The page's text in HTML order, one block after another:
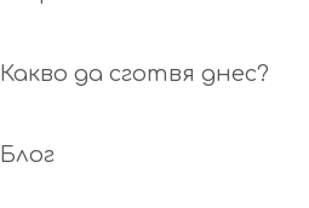
Какво да сготвя днес?
Блог